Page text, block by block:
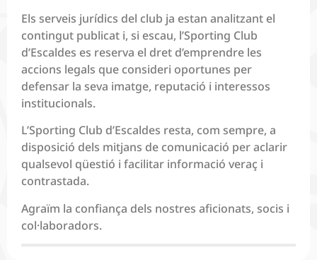
Els serveis jurídics del club ja estan analitzant el
contingut publicat i, si escau, l’Sporting Club
d’Escaldes es reserva el dret d’emprendre les
accions legals que consideri oportunes per
defensar la seva imatge, reputació i interessos
institucionals.
L’Sporting Club d’Escaldes resta, com sempre, a
disposició dels mitjans de comunicació per aclarir
qualsevol qüestió i facilitar informació veraç i
contrastada.
Agraïm la confiança dels nostres aficionats, socis i
col·laboradors.